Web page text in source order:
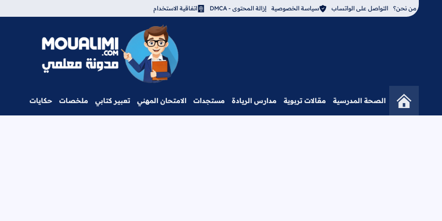
من نحن؟ التواصل على الواتساب سياسة الخصوصية إزالة المحتوى - DMCA اتفاقية الاستخدام
مدونة معلمي
الصحة المدرسية مقالات تربوية مدارس الريادة مستجدات الامتحان المهني تعبير كتابي ملخصات حكايات